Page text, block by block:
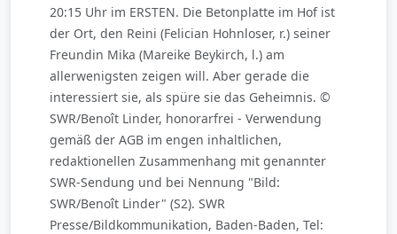
20:15 Uhr im ERSTEN. Die Betonplatte im Hof ist
der Ort, den Reini (Felician Hohnloser, r.) seiner
Freundin Mika (Mareike Beykirch, l.) am
allerwenigsten zeigen will. Aber gerade die
interessiert sie, als spüre sie das Geheimnis. ©
SWR/Benoît Linder, honorarfrei - Verwendung
gemäß der AGB im engen inhaltlichen,
redaktionellen Zusammenhang mit genannter
SWR-Sendung und bei Nennung "Bild:
SWR/Benoît Linder" (S2). SWR
Presse/Bildkommunikation, Baden-Baden, Tel: